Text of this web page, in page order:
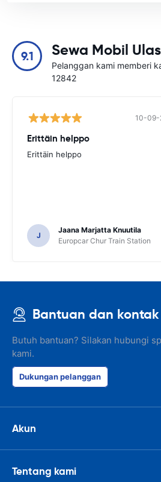
9.1 Sewa Mobil
Pelanggan kami memberi
12842
10-09-
Erittäin helppo
Erittäin helppo
J
Jaana Marjatta Knuutila
Europcar Chur Train Station
Bantuan dan kontak
Butuh bantuan? Silakan hubungi
kami.
Dukungan pelanggan
Akun
Tentang kami